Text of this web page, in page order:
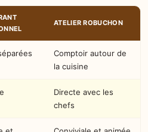
ATELIER ROBUCHON
Comptoir autour de
la cuisine
Directe avec les
chefs